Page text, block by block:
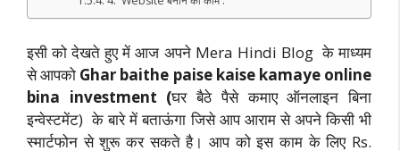
इसी को देखते हुए में आज अपने Mera Hindi Blog के माध्यम
से आपको Ghar baithe paise kaise kamaye online
bina investment (घर बैठे पैसे कमाए ऑनलाइन बिना
इन्वेस्टमेंट) के बारे में बताऊंगा जिसे आप आराम से अपने किसी भी
स्मार्टफोन से शुरू कर सकते है। आप को इस काम के लिए Rs.